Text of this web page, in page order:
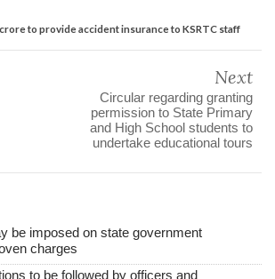
to provide accident insurance to KSRTC staff
Next
Circular regarding granting
permission to State Primary
and High School students to
undertake educational tours
be imposed on state government
charges
to be followed by officers and